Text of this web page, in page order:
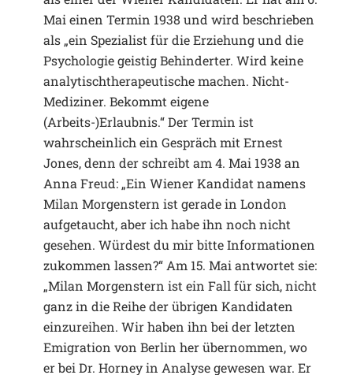
Mai einen Termin 1938 und wird beschrieben
als „ein Spezialist für die Erziehung und die
Psychologie geistig Behinderter. Wird keine
analytischtherapeutische machen. Nicht-
Mediziner. Bekommt eigene
(Arbeits-)Erlaubnis.“ Der Termin ist
wahrscheinlich ein Gespräch mit Ernest
Jones, denn der schreibt am 4. Mai 1938 an
Anna Freud: „Ein Wiener Kandidat namens
Milan Morgenstern ist gerade in London
aufgetaucht, aber ich habe ihn noch nicht
gesehen. Würdest du mir bitte Informationen
zukommen lassen?“ Am 15. Mai antwortet sie:
„Milan Morgenstern ist ein Fall für sich, nicht
ganz in die Reihe der übrigen Kandidaten
einzureihen. Wir haben ihn bei der letzten
Emigration von Berlin her übernommen, wo
er bei Dr. Horney in Analyse gewesen war. Er